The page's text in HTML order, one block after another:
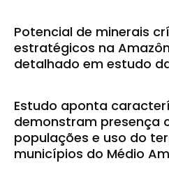
Potencial de minerais
estratégicos na
detalhado em estudo
Estudo aponta
demonstram presença
populações e uso do
municípios do Médio